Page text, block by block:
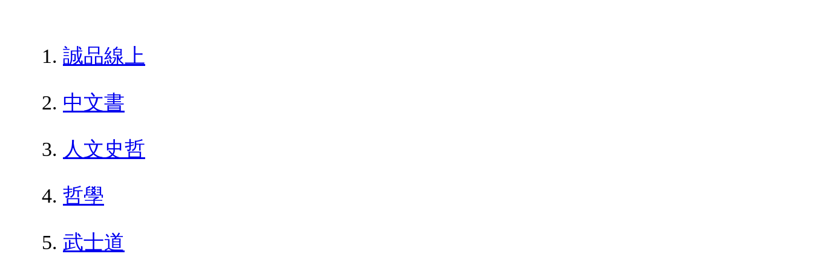
誠品線上
中文書
人文史哲
哲學
武士道